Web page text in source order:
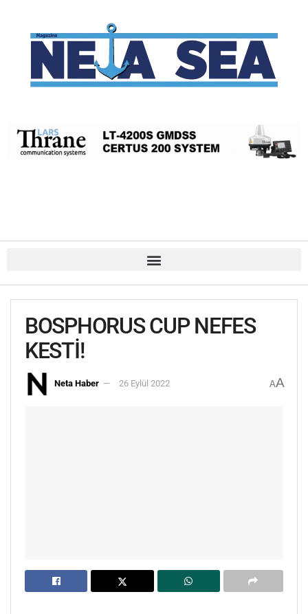
BOSPHORUS CUP NEFES
KESTİ!
Neta Haber 26 Eylül 2022 AA